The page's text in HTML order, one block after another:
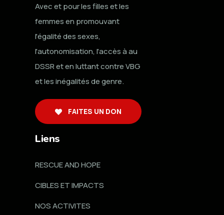
Avec et pour les filles et les
femmes en promouvant
l'égalité des sexes,
l'autonomisation, l'accès à au
DSSR et en luttant contre VBG
et les inégalités de genre.
FAITES UN DON
Liens
RESCUE AND HOPE
CIBLES ET IMPACTS
NOS ACTIVITES